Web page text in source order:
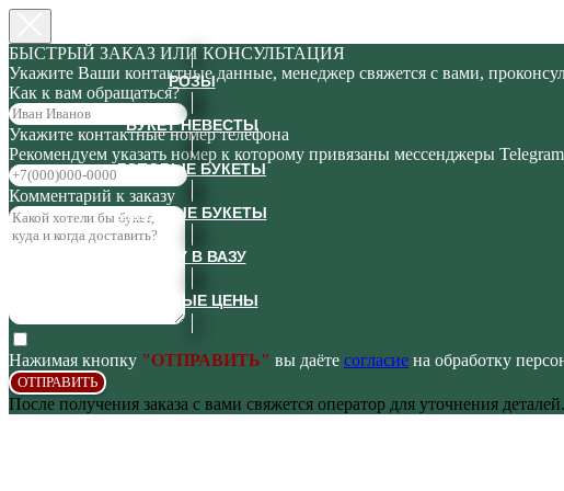
БЫСТРЫЙ ЗАКАЗ ИЛИ КОНСУЛЬТАЦИЯ
Укажите Ваши контактные данные, менеджер свяжется с вами,
Как к вам обращаться?
Укажите контактные номер телефона
Рекомендуем указать номер к которому привязаны мессенджеры
Комментарий к заказу
Нажимая кнопку "ОТПРАВИТЬ" вы даёте согласие на обработку
ОТПРАВИТЬ
После получения заказа с вами свяжется оператор для уточнения деталей.
РОЗЫ
БУКЕТ НЕВЕСТЫ
ГОТОВЫЕ БУКЕТЫ
СБОРНЫЕ БУКЕТЫ
СРАЗУ В ВАЗУ
ОПТОВЫЕ ЦЕНЫ